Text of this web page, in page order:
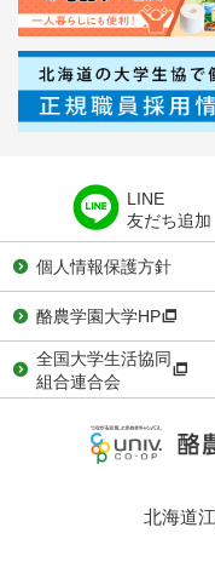
LINE
友だち追加
個人情報保護方針
酪農学園大学HP
全国大学生活協同
組合連合会
北海道